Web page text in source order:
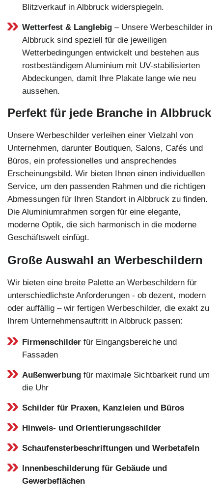
Blitzverkauf in Albbruck widerspiegeln.
Wetterfest & Langlebig – Unsere Werbeschilder in
Albbruck sind speziell für die jeweiligen
Wetterbedingungen entwickelt und bestehen aus
rostbeständigem Aluminium mit UV-stabilisierten
Abdeckungen, damit Ihre Plakate lange wie neu
aussehen.
Perfekt für jede Branche in Albbruck
Unsere Werbeschilder verleihen einer Vielzahl von
Unternehmen, darunter Boutiquen, Salons, Cafés und
Büros, ein professionelles und ansprechendes
Erscheinungsbild. Wir bieten Ihnen einen individuellen
Service, um den passenden Rahmen und die richtigen
Abmessungen für Ihren Standort in Albbruck zu finden.
Die Aluminiumrahmen sorgen für eine elegante,
moderne Optik, die sich harmonisch in die moderne
Geschäftswelt einfügt.
Große Auswahl an Werbeschildern
Wir bieten eine breite Palette an Werbeschildern für
unterschiedlichste Anforderungen - ob dezent, modern
oder auffällig – wir fertigen Werbeschilder, die exakt zu
Ihrem Unternehmensauftritt in Albbruck passen:
Firmenschilder für Eingangsbereiche und
Fassaden
Außenwerbung für maximale Sichtbarkeit rund um
die Uhr
Schilder für Praxen, Kanzleien und Büros
Hinweis- und Orientierungsschilder
Schaufensterbeschriftungen und Werbetafeln
Innenbeschilderung für Gebäude und
Gewerbeflächen